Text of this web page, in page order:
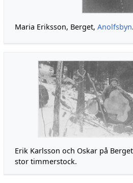
Maria Eriksson, Berget,Anolfsbyn.
Erik Karlsson och Oskar på
stor tim­merstock.